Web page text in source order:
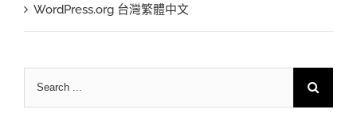
WordPress.org 台灣繁體中文
Search
for: